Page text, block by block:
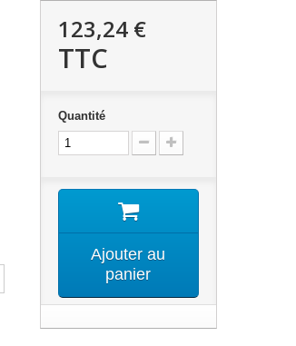
123,24 €
TTC
Quantité
Ajouter au
panier